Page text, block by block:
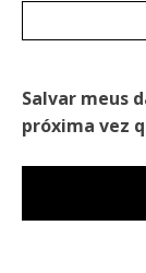
Salvar meus
próxima vez